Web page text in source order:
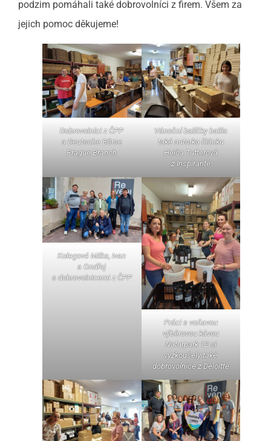
podzim pomáhali také dobrovolníci z firem. Všem za
jejich pomoc děkujeme!
Dobrovolníci z ČPP
a Deutsche Börse
Prague Branch
Vánoční balíčky balila
také autorka článku
Helča Tutterová
z Inspirante
Kolegové Milka, Ivan
a Ondřej
s dobrovolnicemi z ČPP
Práci s voňavou
výběrovou kávou
Naturpark 12 si
vyzkoušely také
dobrovolnice z Deloitte